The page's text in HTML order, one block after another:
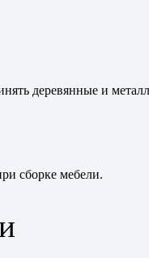
деревянные и
сборке мебели.